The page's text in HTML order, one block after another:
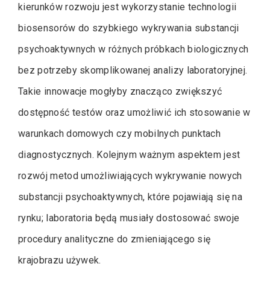
kierunków rozwoju jest wykorzystanie technologii
biosensorów do szybkiego wykrywania substancji
psychoaktywnych w różnych próbkach biologicznych
bez potrzeby skomplikowanej analizy laboratoryjnej.
Takie innowacje mogłyby znacząco zwiększyć
dostępność testów oraz umożliwić ich stosowanie w
warunkach domowych czy mobilnych punktach
diagnostycznych. Kolejnym ważnym aspektem jest
rozwój metod umożliwiających wykrywanie nowych
substancji psychoaktywnych, które pojawiają się na
rynku; laboratoria będą musiały dostosować swoje
procedury analityczne do zmieniającego się
krajobrazu używek.